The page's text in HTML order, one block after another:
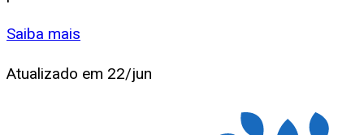
Saiba mais
Atualizado em 22/jun